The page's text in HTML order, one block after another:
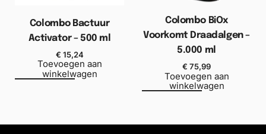
Colombo Bactuur
Activator – 500 ml
€ 15,24
Toevoegen aan
winkelwagen
Colombo BiOx
Voorkomt Draadalgen –
5.000 ml
€ 75,99
Toevoegen aan
winkelwagen